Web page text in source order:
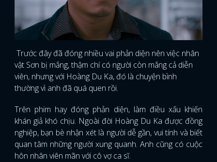
Trước đây đã đóng nhiều vai phản diện nên việc nhân
vật Sơn bị mắng, thậm chí có người còn mắng cả diễn
viên, nhưng với Hoàng Du Ka, đó là chuyện bình
thường vì anh đã quá quen rồi.
Trên phim hay đóng phản diện, làm điều xấu khiến
khán giả khó chịu. Ngoài đời Hoàng Du Ka được đồng
nghiệp, bạn bè nhận xét là người dễ gần, vui tính và biết
quan tâm những người xung quanh. Anh cũng có cuộc
hôn nhân viên mãn với cô vợ ca sĩ.